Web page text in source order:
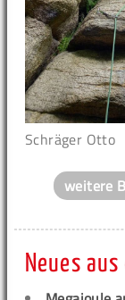
Schräger Otto
weitere
Neues aus